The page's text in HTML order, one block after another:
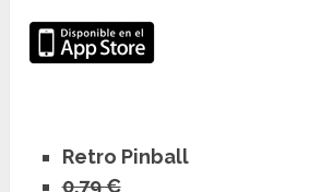
Retro Pinball
0.79 €